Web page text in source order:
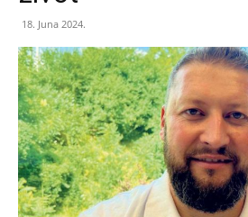
18. Juna 2024.